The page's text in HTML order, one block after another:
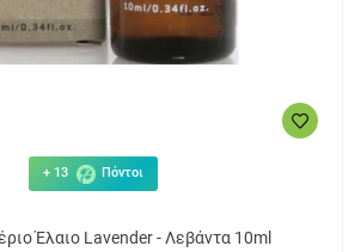
+ 13 Πόντοι
Έλαιο Lavender - Λεβάντα 10ml